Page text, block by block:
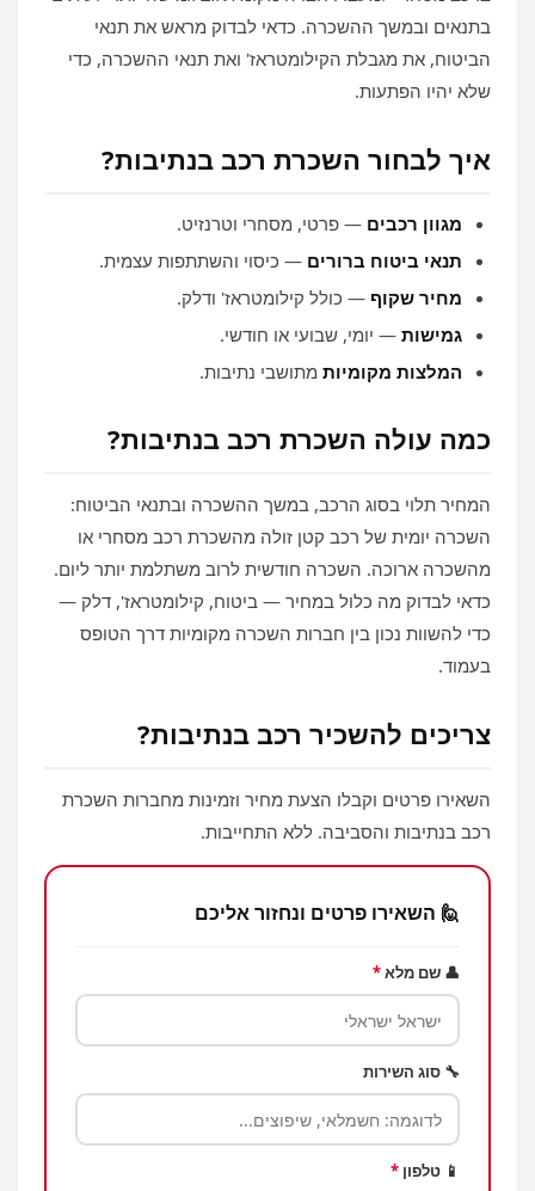
בתנאים ובמשך ההשכרה. כדאי לבדוק מראש את תנאי
הביטוח, את מגבלת הקילומטראז' ואת תנאי ההשכרה, כדי
שלא יהיו הפתעות.
איך לבחור השכרת רכב בנתיבות?
מגוון רכבים — פרטי, מסחרי וטרנזיט.
תנאי ביטוח ברורים — כיסוי והשתתפות עצמית.
מחיר שקוף — כולל קילומטראז' ודלק.
גמישות — יומי, שבועי או חודשי.
המלצות מקומיות מתושבי נתיבות.
כמה עולה השכרת רכב בנתיבות?
המחיר תלוי בסוג הרכב, במשך ההשכרה ובתנאי הביטוח:
השכרה יומית של רכב קטן זולה מהשכרת רכב מסחרי או
מהשכרה ארוכה. השכרה חודשית לרוב משתלמת יותר ליום.
כדאי לבדוק מה כלול במחיר — ביטוח, קילומטראז', דלק —
כדי להשוות נכון בין חברות השכרה מקומיות דרך הטופס
בעמוד.
צריכים להשכיר רכב בנתיבות?
השאירו פרטים וקבלו הצעת מחיר וזמינות מחברות השכרת
רכב בנתיבות והסביבה. ללא התחייבות.
🙋 השאירו פרטים ונחזור אליכם
👤 שם מלא*
🔧 סוג השירות
📱 טלפון *